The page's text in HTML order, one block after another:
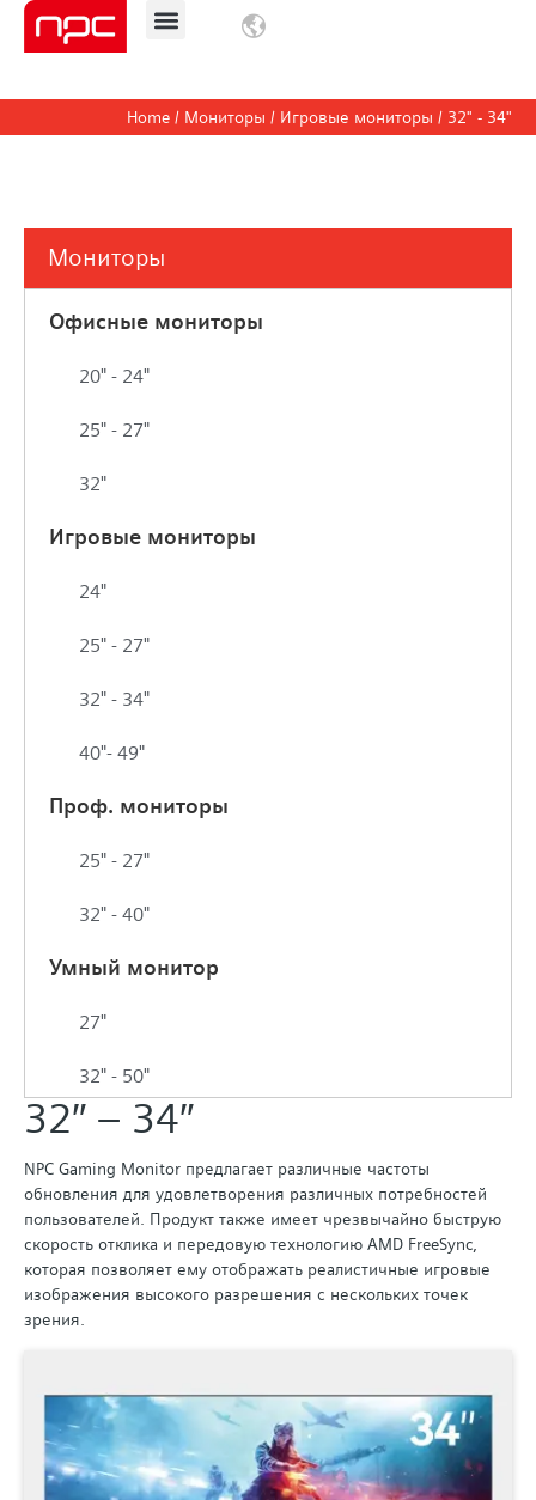
Home / Мониторы / Игровые мониторы / 32" - 34"
Мониторы
Офисные мониторы
20" - 24"
25" - 27"
32"
Игровые мониторы
24"
25" - 27"
32" - 34"
40"- 49"
Проф. мониторы
25" - 27"
32" - 40"
Умный монитор
27"
32" - 50"
32″ – 34″
NPC Gaming Monitor предлагает различные частоты
обновления для удовлетворения различных потребностей
пользователей. Продукт также имеет чрезвычайно быструю
скорость отклика и передовую технологию AMD FreeSync,
которая позволяет ему отображать реалистичные игровые
изображения высокого разрешения с нескольких точек
зрения.